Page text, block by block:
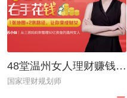
48堂温州女人理财赚钱大全：教你管钱、花钱、赚钱，变身“财女”!
国家理财规划师